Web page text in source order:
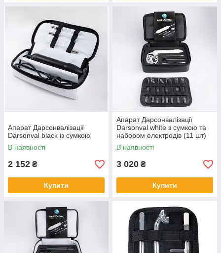
Апарат Дарсонвалізації
Darsonval black із сумкою
В наявності
2 152 ₴
Купити
Апарат Дарсонвалізації
Darsonval white з сумкою та
набором електродів (11 шт)
В наявності
3 020 ₴
Купити